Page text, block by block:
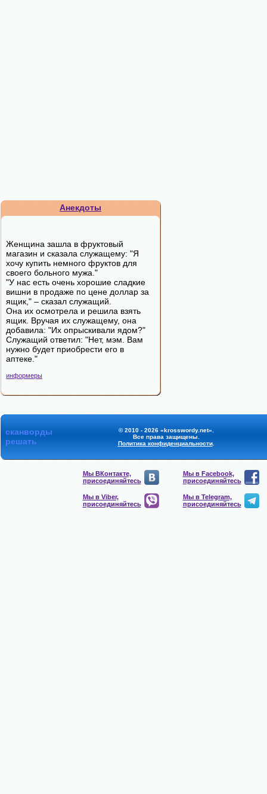
Анекдоты
Женщина зашла в фруктовый
магазин и сказала служащему: "Я
хочу купить немного фруктов для
своего больного мужа."
"У нас есть очень хорошие сладкие
вишни в продаже по цене доллар за
ящик," – сказал служащий.
Она их осмотрела и решила взять
ящик. Вручая их служащему, она
добавила: "Их опрыскивали ядом?"
Служащий ответил: "Нет, мэм. Вам
нужно будет приобрести его в
аптеке."
информеры
сканворды
решать
© 2010 - 2026 «krosswordy.net».
Все права защищены.
Политика конфиденциальности.
Мы ВКонтакте,
присоединяйтесь
Мы в Facebook,
присоединяйтесь
Мы в Viber,
присоединяйтесь
Мы в Telegram,
присоединяйтесь